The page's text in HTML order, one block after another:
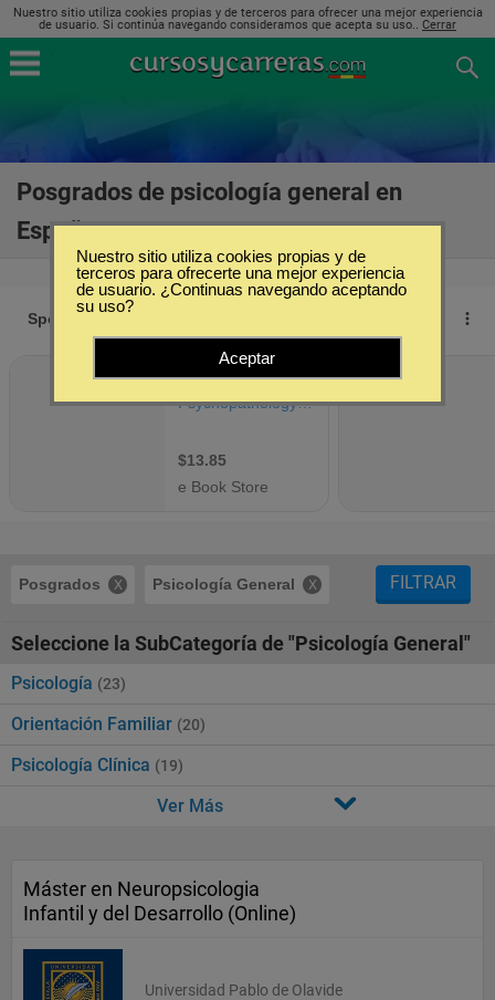
Nuestro sitio utiliza cookies propias y de terceros para ofrecer una mejor experiencia
de usuario. Si continúa navegando consideramos que acepta su uso.. Cerrar
Posgrados de psicología general en
España
Posgrados Psicología General FILTRAR
Seleccione la SubCategoría de "Psicología General"
Psicología (23)
Orientación Familiar (20)
Psicología Clínica (19)
Ver Más
Máster en Neuropsicologia
Infantil y del Desarrollo (Online)
Universidad Pablo de Olavide
Nuestro sitio utiliza cookies propias y de
terceros para ofrecerte una mejor experiencia
de usuario. ¿Continuas navegando aceptando
su uso?
Aceptar